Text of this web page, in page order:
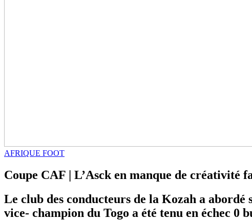
AFRIQUE FOOT
Coupe CAF | L’Asck en manque de créativité
Le club des conducteurs de la Kozah a abordé
vice- champion du Togo a été tenu en échec